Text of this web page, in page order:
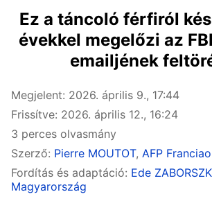
Ez a táncoló férfiról
évekkel megelőzi az
emailjének
Megjelent: 2026. április 9., 17:44
Frissítve: 2026. április 12., 16:24
3 perces olvasmány
Szerző: Pierre MOUTOT, AFP
Fordítás és adaptáció: Ede
Magyarország